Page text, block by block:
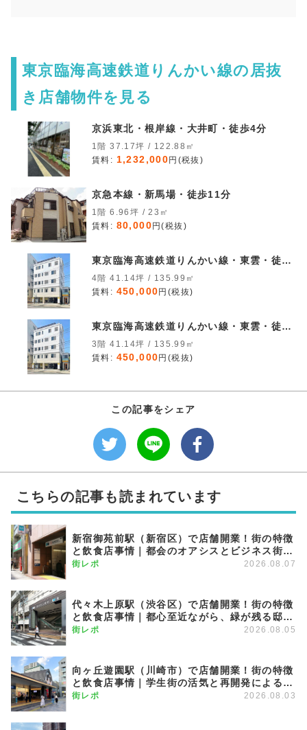
東京臨海高速鉄道りんかい線の居抜
き店舗物件を見る
京浜東北・根岸線・大井町・徒歩4分
1階 37.17坪 / 122.88㎡
賃料: 1,232,000円(税抜)
京急本線・新馬場・徒歩11分
1階 6.96坪 / 23㎡
賃料: 80,000円(税抜)
東京臨海高速鉄道りんかい線・東雲・徒歩
6分 4階 41.14坪 / 135.99㎡
賃料: 450,000円(税抜)
東京臨海高速鉄道りんかい線・東雲・徒歩
6分 3階 41.14坪 / 135.99㎡
賃料: 450,000円(税抜)
この記事をシェア
こちらの記事も読まれています
新宿御苑前駅（新宿区）で店舗開業！街の特徴
と飲食店事情｜都会のオアシスとビジネス街が
調和する優雅な街
街レポ 2026.08.07
代々木上原駅（渋谷区）で店舗開業！街の特徴
と飲食店事情｜都心至近ながら、緑が残る邸宅
エリア
街レポ 2026.08.05
向ヶ丘遊園駅（川崎市）で店舗開業！街の特徴
と飲食店事情｜学生街の活気と再開発による発
展が期待できる注目のエリア
街レポ 2026.08.03